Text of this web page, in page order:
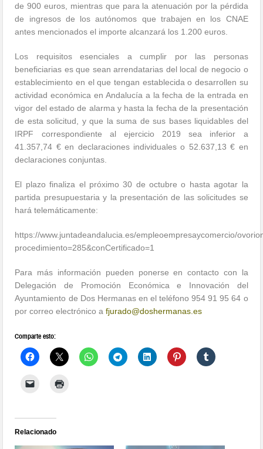
de 900 euros, mientras que para la atenuación por la pérdida
de ingresos de los autónomos que trabajen en los CNAE
antes mencionados el importe alcanzará los 1.200 euros.
Los requisitos esenciales a cumplir por las personas
beneficiarias es que sean arrendatarias del local de negocio o
establecimiento en el que tengan establecida o desarrollen su
actividad económica en Andalucía a la fecha de la entrada en
vigor del estado de alarma y hasta la fecha de la presentación
de esta solicitud, y que la suma de sus bases liquidables del
IRPF correspondiente al ejercicio 2019 sea inferior a
41.357,74 € en declaraciones individuales o 52.637,13 € en
declaraciones conjuntas.
El plazo finaliza el próximo 30 de octubre o hasta agotar la
partida presupuestaria y la presentación de las solicitudes se
hará telemáticamente:
https://www.juntadeandalucia.es/empleoempresaycomercio/
procedimiento=285&conCertificado=1
Para más información pueden ponerse en contacto con la
Delegación de Promoción Económica e Innovación del
Ayuntamiento de Dos Hermanas en el teléfono 954 91 95 64 o
por correo electrónico afjurado@doshermanas.es
Comparte esto:
Relacionado